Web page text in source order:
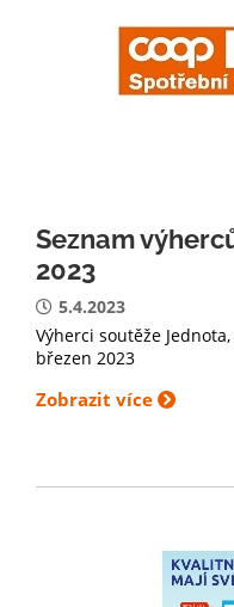
Seznam
2023
5.4.2023
Výherci soutěže
březen 2023
Zobrazit více